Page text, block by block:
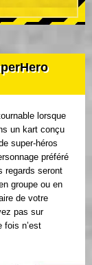
lorsque
un kart conçu
super-héros
préféré
regards seront
groupe ou en
de votre
pas sur
fois n’est